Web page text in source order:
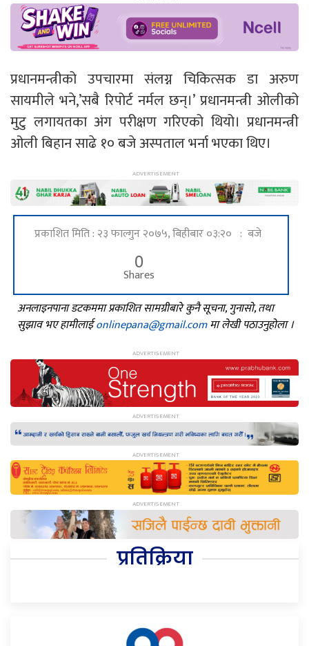
प्रधानमन्त्रीको उपचारमा संलग्न चिकित्सक डा अरुण
सायमीले भने,’सबै रिपोर्ट नर्मल छन्।’ प्रधानमन्त्री ओलीको
मुटु लगायतका अंग परीक्षण गरिएको थियो। प्रधानमन्त्री
ओली बिहान साढे १० बजे अस्पताल भर्ना भएका थिए।
प्रकाशित मिति : २३ फाल्गुन २०७५, बिहीबार ०३:२० : बजे
0
Shares
अनलाइनपाना डटकममा प्रकाशित सामग्रीबारे कुनै सूचना, गुनासो, तथा
सुझाव भए हामीलाईonlinepana@gmail.comमा लेखी पठाउनुहोला ।
प्रतिक्रिया